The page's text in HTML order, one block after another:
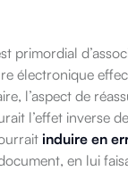
primordial
électronique
l’aspect de
l’effet inverse
induire en
en lui